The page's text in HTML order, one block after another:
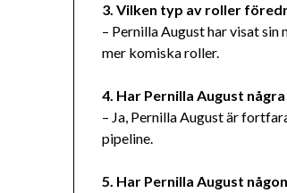
3. Vilken typ av roller
– Pernilla August har visat
mer komiska roller.
4. Har Pernilla August
– Ja, Pernilla August är
pipeline.
5. Har Pernilla August